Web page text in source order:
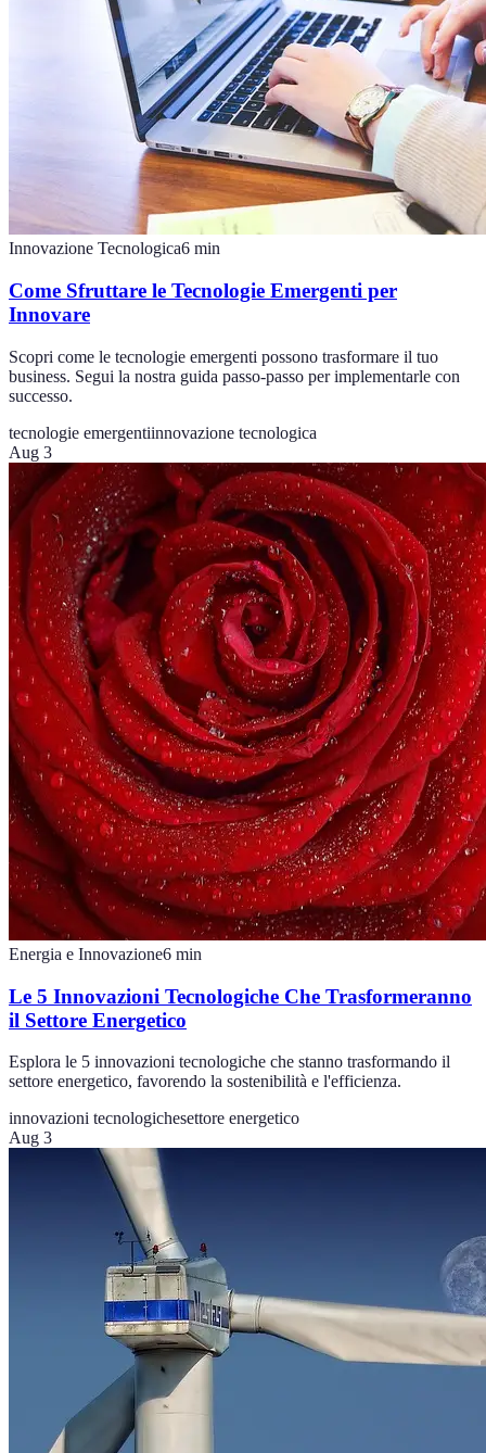
Innovazione Tecnologica6 min
Come Sfruttare le Tecnologie Emergenti per
Innovare
Scopri come le tecnologie emergenti possono trasformare il tuo
business. Segui la nostra guida passo-passo per implementarle con
successo.
tecnologie emergentiinnovazione tecnologica
Aug 3
Energia e Innovazione6 min
Le 5 Innovazioni Tecnologiche Che Trasformeranno
il Settore Energetico
Esplora le 5 innovazioni tecnologiche che stanno trasformando il
settore energetico, favorendo la sostenibilità e l'efficienza.
innovazioni tecnologichesettore energetico
Aug 3